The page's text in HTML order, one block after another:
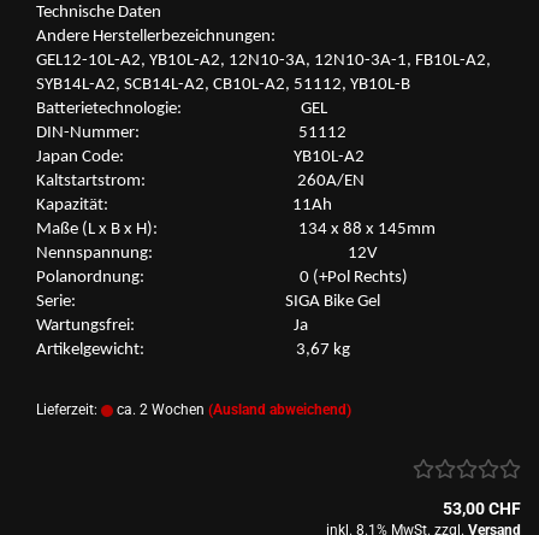
Tech­ni­sche Daten
An­de­re Her­stel­ler­be­zeich­nun­gen:
GEL12-​10L-A2, YB10L-​A2, 12N10-​3A, 12N10-​3A-1, FB10L-​A2,
SYB14L-​A2, SCB14L-​A2, CB10L-​A2, 51112, YB10L-​B
Bat­te­rie­tech­no­lo­gie: GEL
DIN-​Nummer: 51112
Japan Code: YB10L-​A2
Kalt­start­strom: 260A/EN
Ka­pa­zi­tät: 11Ah
Maße (L x B x H): 134 x 88 x 145mm
Nenn­span­nung: 12V
Po­l­an­ord­nung: 0 (+Pol Rechts)
Serie: SIGA Bike Gel
War­tungs­frei: Ja
Ar­ti­kel­ge­wicht: 3,67 kg
Lieferzeit: ca. 2 Wochen (Ausland abweichend)
53,00 CHF
inkl. 8.1% MwSt. zzgl. Versand